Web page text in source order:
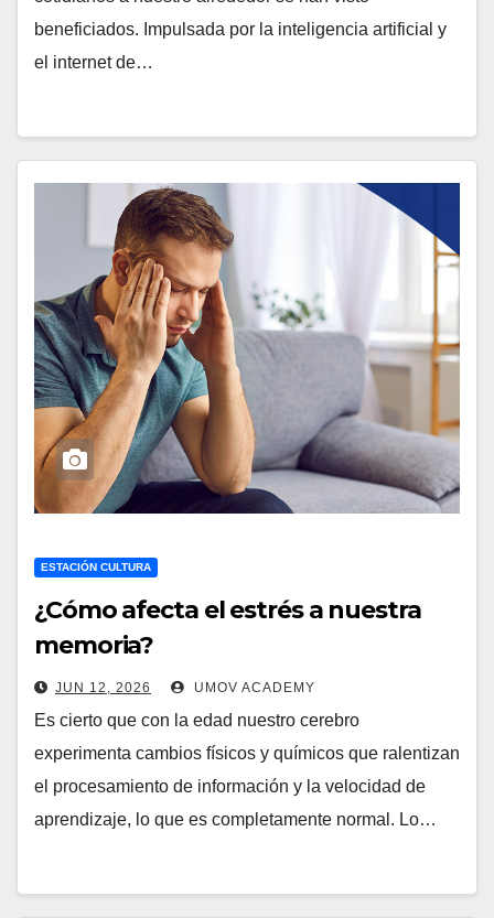
beneficiados. Impulsada por la inteligencia artificial y
el internet de…
ESTACIÓN CULTURA
¿Cómo afecta el estrés a nuestra
memoria?
JUN 12, 2026 UMOV ACADEMY
Es cierto que con la edad nuestro cerebro
experimenta cambios físicos y químicos que ralentizan
el procesamiento de información y la velocidad de
aprendizaje, lo que es completamente normal. Lo…